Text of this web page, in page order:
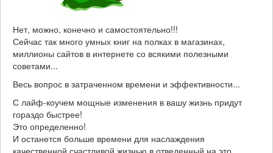
Нет, можно, конечно и самостоятельно!!!
Сейчас так много умных книг на полках в магазинах,
миллионы сайтов в интернете со всякими полезными
советами...
Весь вопрос в затраченном времени и эффективности...
С лайф-коучем мощные изменения в вашу жизнь придут
гораздо быстрее!
Это определенно!
И останется больше времени для наслаждения